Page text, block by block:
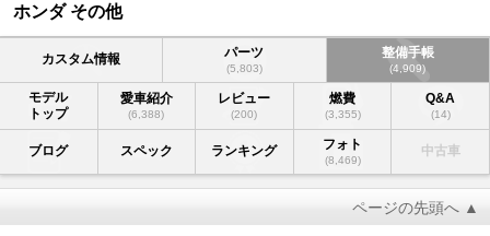
ホンダ その他
カスタム情報 パーツ
(5,803)
整備手帳
(4,909)
モデル
トップ
愛車紹介
(6,388)
レビュー
(200)
燃費
(3,355)
Q&A
(14)
ブログ スペック ランキング フォト
(8,469)
中古車
ページの先頭へ ▲